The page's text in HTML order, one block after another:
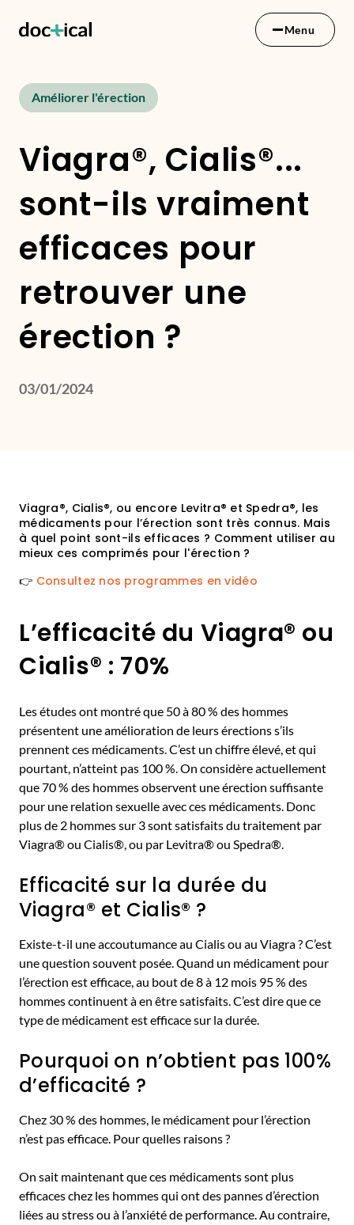
Menu
Améliorer l'érection
Viagra®, Cialis®...
sont-ils vraiment
efficaces pour
retrouver une
érection ?
03/01/2024
Viagra®, Cialis®, ou encore Levitra® et Spedra®, les
médicaments pour l’érection sont très connus. Mais
à quel point sont-ils efficaces ? Comment utiliser au
mieux ces comprimés pour l'érection ?
👉 Consultez nos programmes en vidéo
L’efficacité du Viagra® ou
Cialis® : 70%
Les études ont montré que 50 à 80 % des hommes
présentent une amélioration de leurs érections s’ils
prennent ces médicaments. C’est un chiffre élevé, et qui
pourtant, n’atteint pas 100 %. On considère actuellement
que 70 % des hommes observent une érection suffisante
pour une relation sexuelle avec ces médicaments. Donc
plus de 2 hommes sur 3 sont satisfaits du traitement par
Viagra® ou Cialis®, ou par Levitra® ou Spedra®.
Efficacité sur la durée du
Viagra® et Cialis® ?
Existe-t-il une accoutumance au Cialis ou au Viagra ? C’est
une question souvent posée. Quand un médicament pour
l’érection est efficace, au bout de 8 à 12 mois 95 % des
hommes continuent à en être satisfaits. C’est dire que ce
type de médicament est efficace sur la durée.
Pourquoi on n’obtient pas 100%
d’efficacité ?
Chez 30 % des hommes, le médicament pour l’érection
n’est pas efficace. Pour quelles raisons ?
On sait maintenant que ces médicaments sont plus
efficaces chez les hommes qui ont des pannes d’érection
liées au stress ou à l’anxiété de performance. Au contraire,